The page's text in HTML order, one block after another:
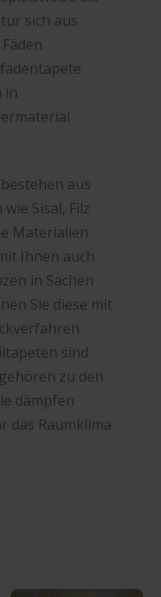
sich aus
in
aus
Sisal, Filz
Materialien
Ihnen auch
in Sachen
Sie diese mit
sind
zu den
dämpfen
das Raumklima